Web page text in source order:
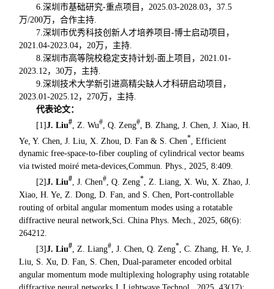
6.深圳市基础研究-重点项目，2025.03-2028.03，37.5
万/200万，合作主持.
7.深圳市优秀科技创新人才培养项目-博士启动项目，
2021.04-2023.04，20万，主持.
8.深圳市高等院校稳定支持计划-面上项目，2021.01-
2023.12，30万，主持.
9.深圳技术大学新引进高精尖缺人才科研启动项目，
2023.01-2025.12，270万，主持.
代表论文：
[1]J. Liu# , Z. Wu# , Q. Zeng# , B. Zhang, J. Chen, J. Xiao, H.
Ye, Y. Chen, J. Liu, X. Zhou, D. Fan & S. Chen* , Efficient
dynamic free-space-to-fiber coupling of cylindrical vector beams
via twisted moiré meta-devices,Commun. Phys., 2025, 8:409.
[2]J. Liu#, J. Chen#, Q. Zeng*, Z. Liang, X. Wu, X. Zhao, J.
Xiao, H. Ye, Z. Dong, D. Fan, and S. Chen, Port-controllable
routing of orbital angular momentum modes using a rotatable
diffractive neural network,Sci. China Phys. Mech., 2025, 68(6):
264212.
[3]J. Liu# , Z. Liang# , J. Chen, Q. Zeng* , C. Zhang, H. Ye, J.
Liu, S. Xu, D. Fan, S. Chen, Dual-parameter encoded orbital
angular momentum mode multiplexing holography using rotatable